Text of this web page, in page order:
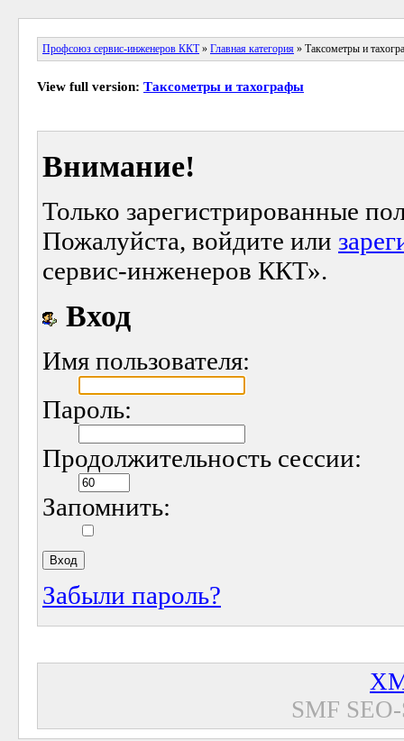
Профсоюз сервис-инженеров ККТ» Главная категория » Таксометры и
View full version: Таксометры и тахографы
Внимание!
Только зарегистрированные
Пожалуйста, войдите или
сервис-инженеров ККТ».
Вход
Имя пользователя:
Пароль:
Продолжительность сессии:
Запомнить:
Забыли пароль?
SMF